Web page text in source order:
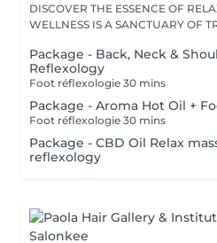
DISCOVER THE ESSENCE OF
WELLNESS IS A SANCTUARY OF
Package - Back, Neck &
Reflexology
Foot réflexologie 30 mins
Package - Aroma Hot Oil +
Foot réflexologie 30 mins
Package - CBD Oil Relax
reflexology